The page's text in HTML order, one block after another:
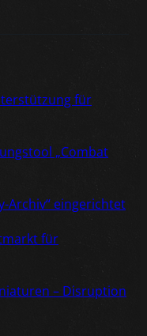
für
„Combat
Archiv“ eingerichtet
für
– Disruption